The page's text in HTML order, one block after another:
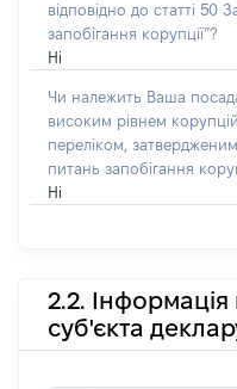
відповідно до статті 50
запобігання корупції”?
Ні
Чи належить Ваша
високим рівнем
переліком,
питань запобігання
Ні
2.2. Інформація
суб'єкта